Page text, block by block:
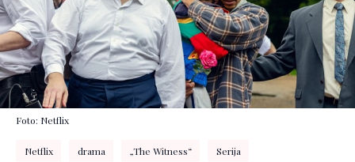
Foto: Netflix
Netflix drama „The Witness“ Serija